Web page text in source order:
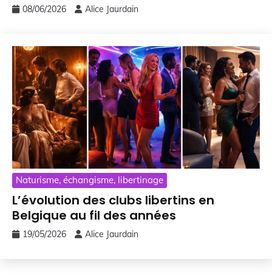
08/06/2026 Alice Jaurdain
Naturisme, échangisme, libertinage
L’évolution des clubs libertins en
Belgique au fil des années
19/05/2026 Alice Jaurdain